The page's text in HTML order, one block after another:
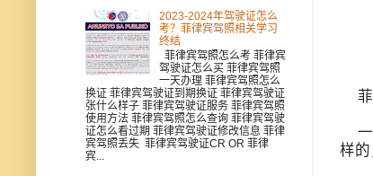
菲
一
样的
2023-2024年驾驶证怎么
考？菲律宾驾照相关学习
终结
菲律宾驾照怎么考 菲律宾
驾驶证怎么买 菲律宾驾照
一天办理 菲律宾驾照怎么
换证 菲律宾驾驶证到期换证 菲律宾驾驶证
张什么样子 菲律宾驾驶证服务 菲律宾驾照
使用方法 菲律宾驾照怎么查询 菲律宾驾驶
证怎么看过期 菲律宾驾驶证修改信息 菲律
宾驾照丢失 菲律宾驾驶证CR OR 菲律
宾...